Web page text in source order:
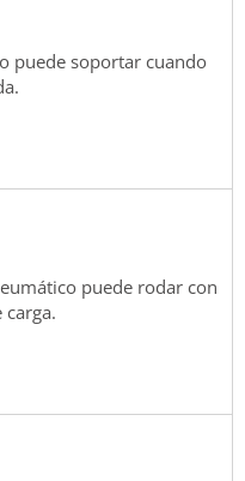
puede soportar cuando
puede rodar con
carga.